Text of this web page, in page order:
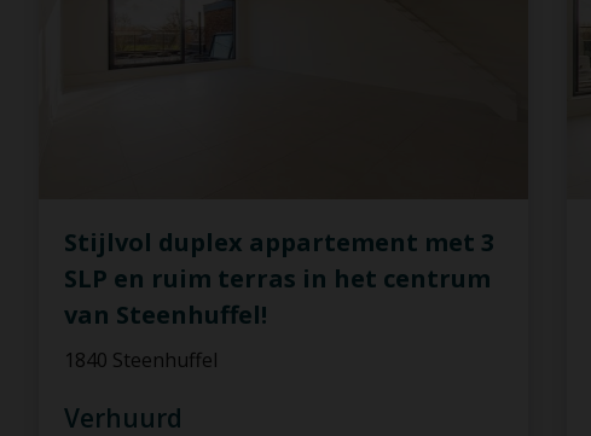
Stijlvol duplex appartement met 3
SLP en ruim terras in het centrum
van Steenhuffel!
1840 Steenhuffel
Verhuurd